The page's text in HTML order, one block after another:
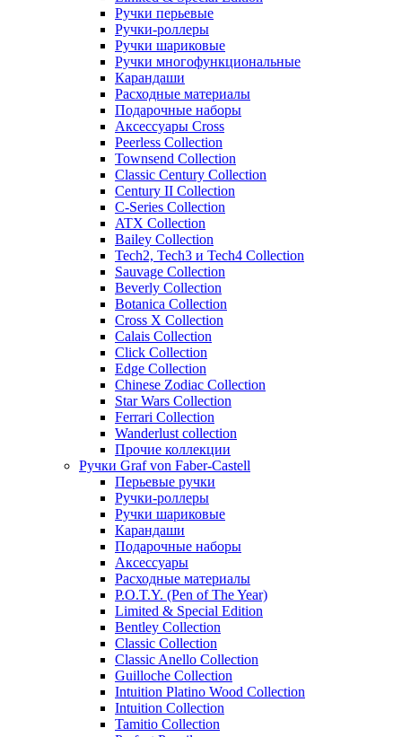
Ручки перьевые
Ручки-роллеры
Ручки шариковые
Ручки многофункциональные
Карандаши
Расходные материалы
Подарочные наборы
Аксессуары Cross
Peerless Collection
Townsend Collection
Classic Century Collection
Century II Collection
C-Series Collection
ATX Collection
Bailey Collection
Tech2, Tech3 и Tech4 Collection
Sauvage Collection
Beverly Collection
Botanica Collection
Cross X Collection
Calais Collection
Click Collection
Edge Collection
Chinese Zodiac Collection
Star Wars Collection
Ferrari Collection
Wanderlust collection
Прочие коллекции
Ручки Graf von Faber-Castell
Перьевые ручки
Ручки-роллеры
Ручки шариковые
Карандаши
Подарочные наборы
Аксессуары
Расходные материалы
P.O.T.Y. (Pen of The Year)
Limited & Special Edition
Bentley Collection
Classic Collection
Classic Anello Collection
Guilloche Collection
Intuition Platino Wood Collection
Intuition Collection
Tamitio Collection